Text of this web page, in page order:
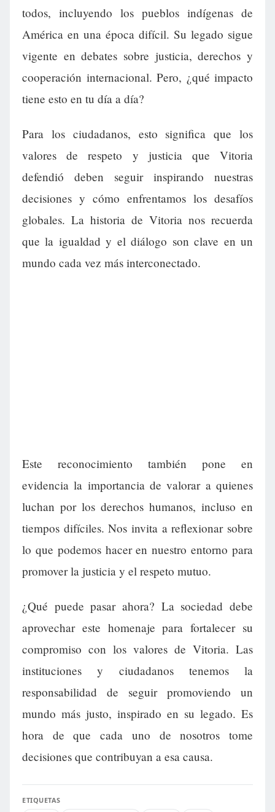
todos, incluyendo los pueblos indígenas de
América en una época difícil. Su legado sigue
vigente en debates sobre justicia, derechos y
cooperación internacional. Pero, ¿qué impacto
tiene esto en tu día a día?
Para los ciudadanos, esto significa que los
valores de respeto y justicia que Vitoria
defendió deben seguir inspirando nuestras
decisiones y cómo enfrentamos los desafíos
globales. La historia de Vitoria nos recuerda
que la igualdad y el diálogo son clave en un
mundo cada vez más interconectado.
Este reconocimiento también pone en
evidencia la importancia de valorar a quienes
luchan por los derechos humanos, incluso en
tiempos difíciles. Nos invita a reflexionar sobre
lo que podemos hacer en nuestro entorno para
promover la justicia y el respeto mutuo.
¿Qué puede pasar ahora? La sociedad debe
aprovechar este homenaje para fortalecer su
compromiso con los valores de Vitoria. Las
instituciones y ciudadanos tenemos la
responsabilidad de seguir promoviendo un
mundo más justo, inspirado en su legado. Es
hora de que cada uno de nosotros tome
decisiones que contribuyan a esa causa.
ETIQUETAS